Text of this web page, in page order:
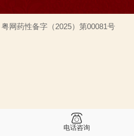
粤ICP备14063338号-1 粤网药性备字（2025）第00081号
电话咨询